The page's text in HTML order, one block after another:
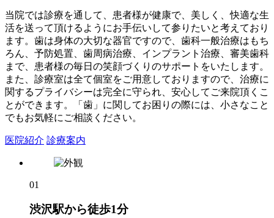
当院では診療を通して、患者様が健康で、美しく、快適な生
活を送って頂けるようにお手伝いして参りたいと考えており
ます。歯は身体の大切な器官ですので、歯科一般治療はもち
ろん、予防処置、歯周病治療、インプラント治療、審美歯科
まで、患者様の毎日の笑顔づくりのサポートをいたします。
また、診療室は全て個室をご用意しておりますので、治療に
関するプライバシーは完全に守られ、安心してご来院頂くこ
とができます。「歯」に関してお困りの際には、小さなこと
でもお気軽にご相談ください。
医院紹介 診療案内
01
渋沢駅から徒歩1分